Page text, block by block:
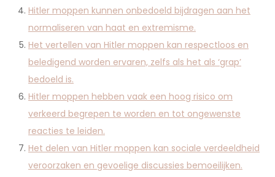
Hitler moppen kunnen onbedoeld bijdragen aan het
normaliseren van haat en extremisme.
Het vertellen van Hitler moppen kan respectloos en
beledigend worden ervaren, zelfs als het als ‘grap’
bedoeld is.
Hitler moppen hebben vaak een hoog risico om
verkeerd begrepen te worden en tot ongewenste
reacties te leiden.
Het delen van Hitler moppen kan sociale verdeeldheid
veroorzaken en gevoelige discussies bemoeilijken.